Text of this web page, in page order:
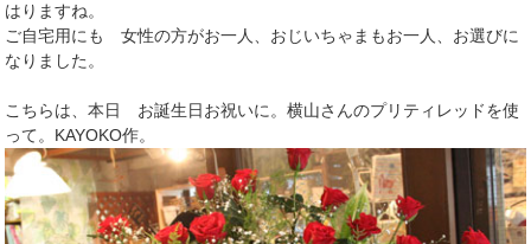
はりますね。
ご自宅用にも 女性の方がお一人、おじいちゃまもお一人、お選びに
なりました。
こちらは、本日 お誕生日お祝いに。横山さんのプリティレッドを使
って。KAYOKO作。